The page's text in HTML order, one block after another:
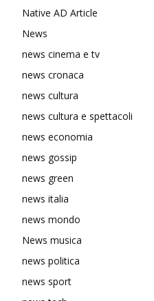
Native AD Article
News
news cinema e tv
news cronaca
news cultura
news cultura e spettacoli
news economia
news gossip
news green
news italia
news mondo
News musica
news politica
news sport